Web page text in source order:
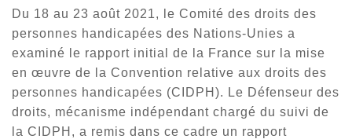
Du 18 au 23 août 2021, le Comité des droits des
personnes handicapées des Nations-Unies a
examiné le rapport initial de la France sur la mise
en œuvre de la Convention relative aux droits des
personnes handicapées (CIDPH). Le Défenseur des
droits, mécanisme indépendant chargé du suivi de
la CIDPH, a remis dans ce cadre un rapport